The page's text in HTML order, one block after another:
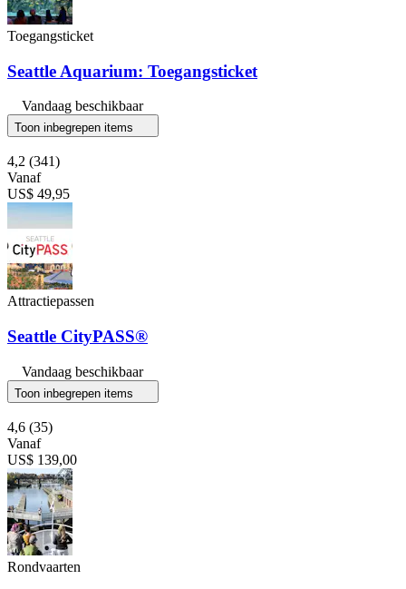
Toegangsticket
Seattle Aquarium: Toegangsticket
Vandaag beschikbaar
Toon inbegrepen items
4,2 (341)
Vanaf
US$ 49,95
Attractiepassen
Seattle CityPASS®
Vandaag beschikbaar
Toon inbegrepen items
4,6 (35)
Vanaf
US$ 139,00
Rondvaarten